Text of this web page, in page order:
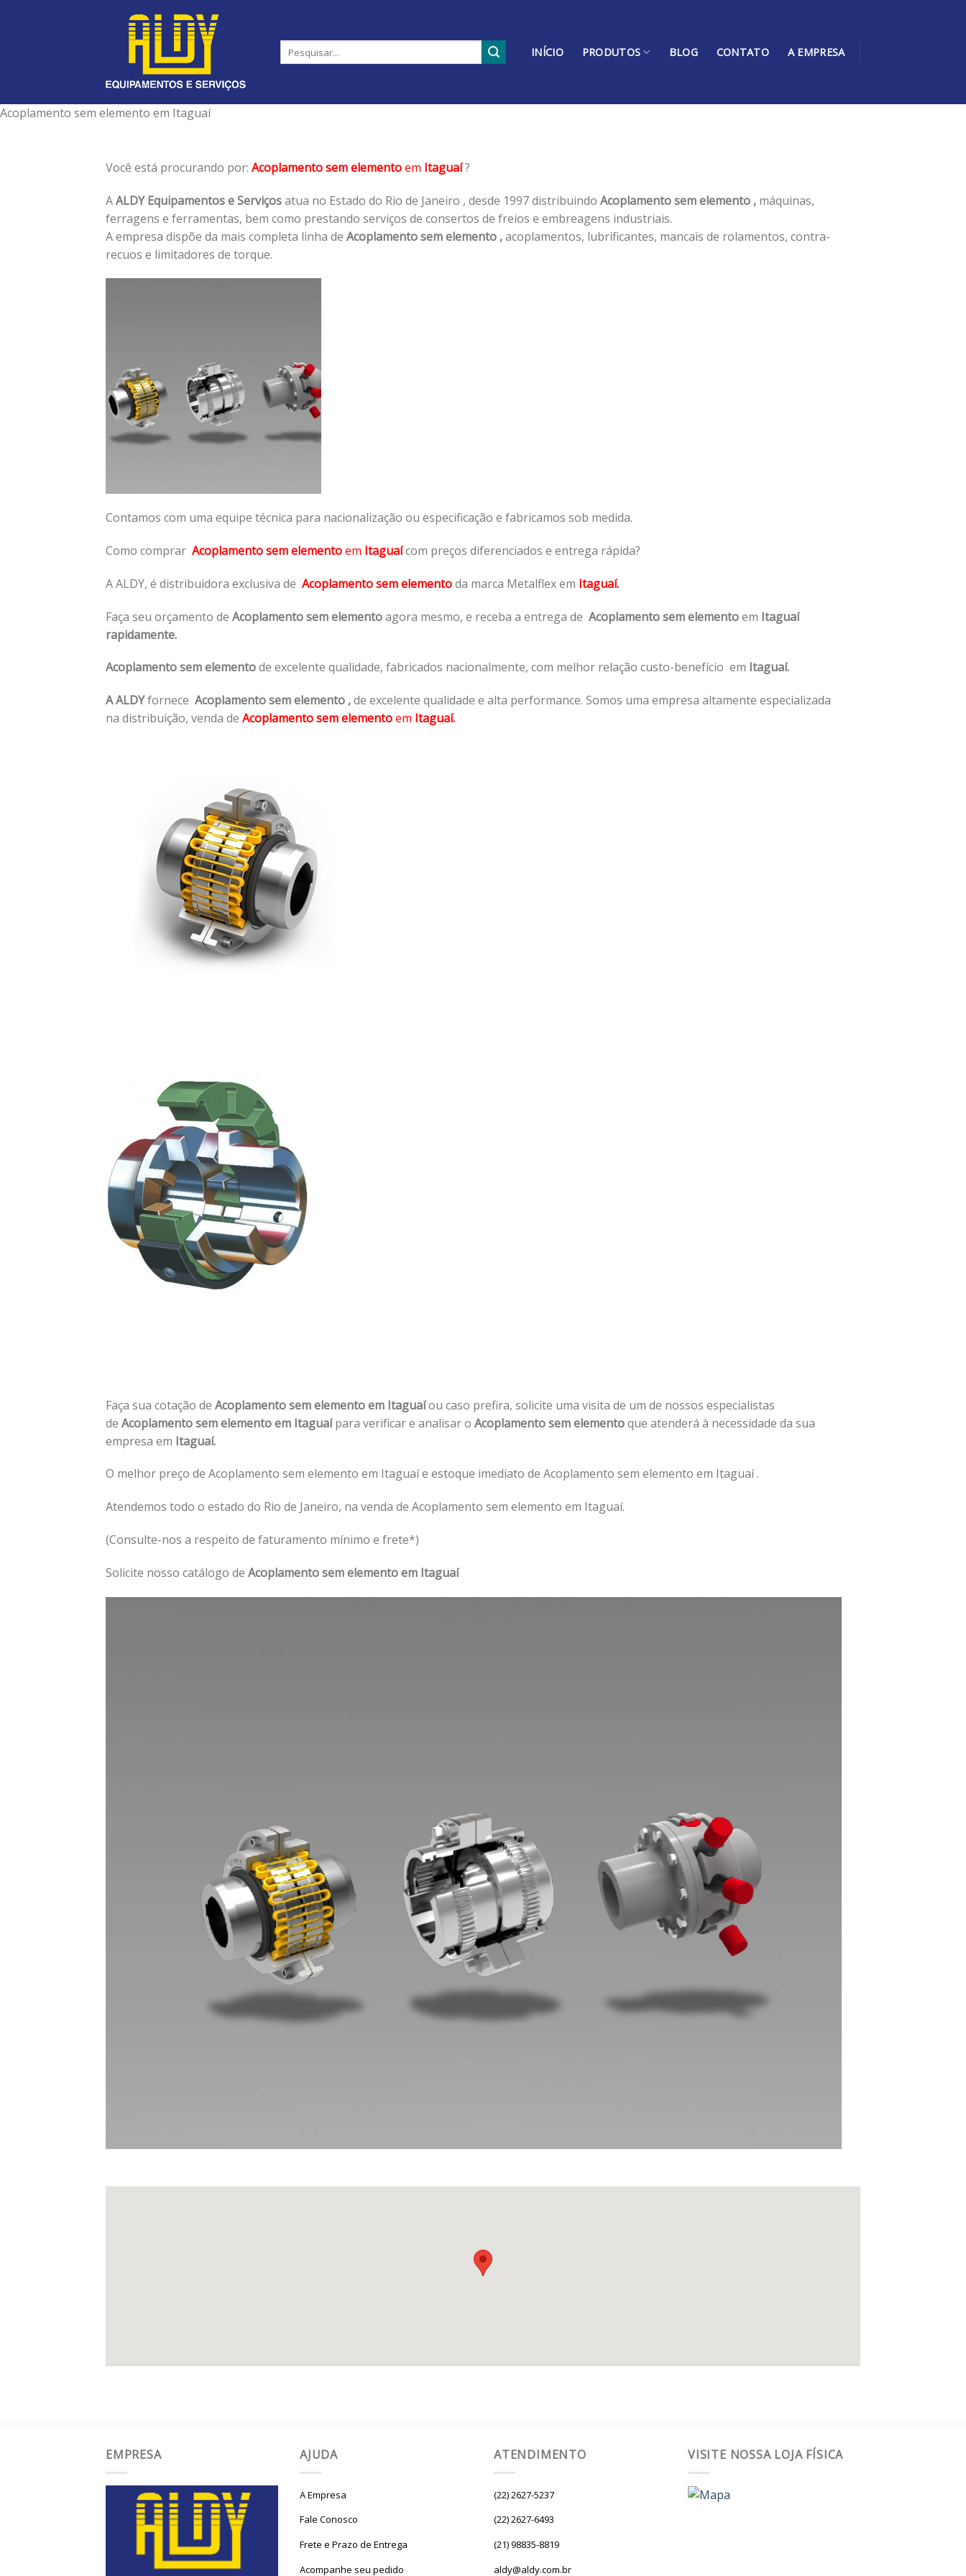
INÍCIO PRODUTOS BLOG CONTATO A EMPRESA
Acoplamento sem elemento em Itaguaí
Você está procurando por: Acoplamento sem elementoem Itaguaí?
AALDY Equipamentos e Serviçosatua no Estado do Rio de Janeiro , desde 1997 distribuindo Acoplamento sem elemento , máquinas,
ferragens e ferramentas, bem como prestando serviços de consertos de freios e embreagens industriais.
A empresa dispõe da mais completa linha de Acoplamento sem elemento ,acoplamentos, lubrificantes, mancais de rolamentos, contra-
recuos e limitadores de torque.
Contamos com uma equipe técnica para nacionalização ou especificação e fabricamos sob medida.
Como comprar Acoplamento sem elementoem Itaguaícom preços diferenciados e entrega rápida?
A ALDY, é distribuidora exclusiva de Acoplamento sem elementoda marca Metalflex em Itaguaí.
Faça seu orçamento de Acoplamento sem elementoagora mesmo, e receba a entrega de Acoplamento sem elementoem Itaguaí
rapidamente.
Acoplamento sem elementode excelente qualidade, fabricados nacionalmente, com melhor relação custo-benefício em Itaguaí.
A ALDYfornece Acoplamento sem elemento ,de excelente qualidade e alta performance. Somos uma empresa altamente especializada
na distribuição, venda de Acoplamento sem elementoem Itaguaí.
Faça sua cotação de Acoplamento sem elemento em Itaguaíou caso prefira, solicite uma visita de um de nossos especialistas
de Acoplamento sem elemento em Itaguaípara verificar e analisar o Acoplamento sem elementoque atenderá à necessidade da sua
empresa em Itaguaí.
O melhor preço de Acoplamento sem elemento em Itaguaí e estoque imediato de Acoplamento sem elemento em Itaguaí .
Atendemos todo o estado do Rio de Janeiro, na venda de Acoplamento sem elemento em Itaguaí.
(Consulte-nos a respeito de faturamento mínimo e frete*)
Solicite nosso catálogo de Acoplamento sem elemento em Itaguaí
EMPRESA AJUDA
A Empresa
Fale Conosco
Frete e Prazo de Entrega
Acompanhe seu pedido
ATENDIMENTO
(22) 2627-5237
(22) 2627-6493
(21) 98835-8819
aldy@aldy.com.br
VISITE NOSSA LOJA FÍSICA